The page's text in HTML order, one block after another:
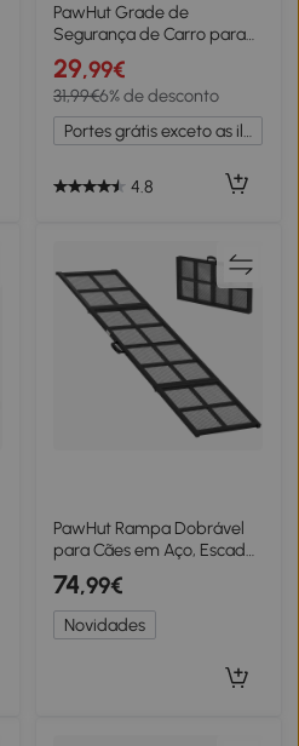
PawHut Grade de
Segurança de Carro para
Cães Ajustável em Largura
e Altura 87-135x60x105cm
Grade Separadora para
Porta Malas de Carro
Universal Metal Preto
29,99€
31,99€6% de desconto
Portes grátis exceto as ilhas
4.8
PawHut Rampa Dobrável
para Cães em Aço, Escada
para Cães com Superfície
Antiderrapante,
Capacidade 180 kg, 191 x 50
x 4 cm, Preto
74,99€
Novidades